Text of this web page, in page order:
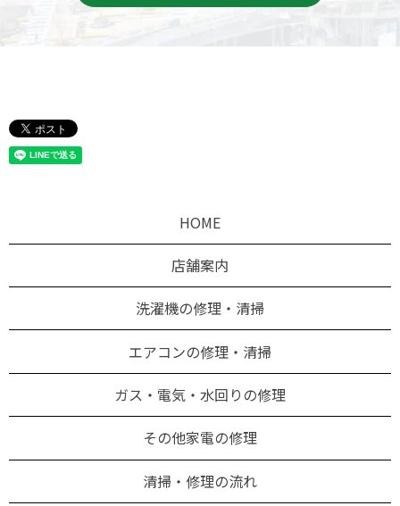
HOME
店舗案内
洗濯機の修理・清掃
エアコンの修理・清掃
ガス・電気・水回りの修理
その他家電の修理
清掃・修理の流れ